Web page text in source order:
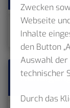
Zwecken
Webseite
Inhalte
den Button
Auswahl der
technischer
Durch das